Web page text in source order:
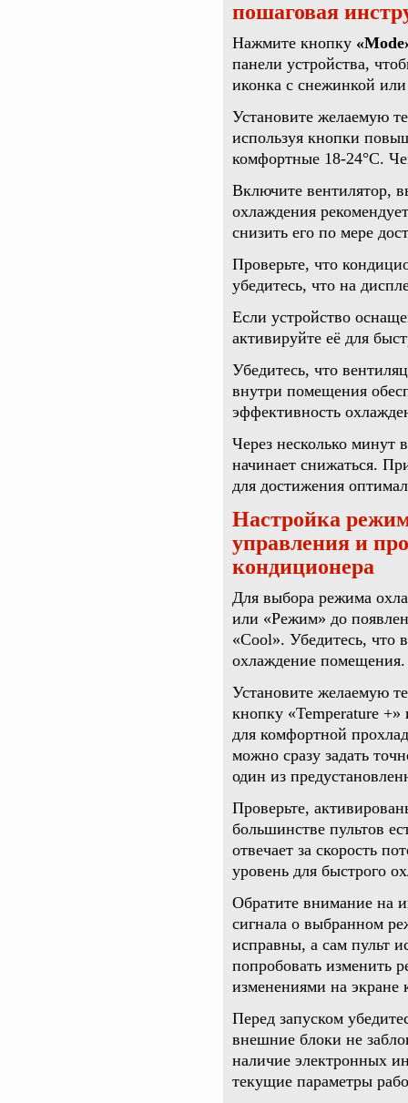
пошаговая
Нажмите кнопку
панели устройства,
иконка с снежинкой
Установите желаемую
используя кнопки
комфортные 18-24°C.
Включите вентилятор,
охлаждения
снизить его по мере
Проверьте, что
убедитесь, что на
Если устройство
активируйте её для
Убедитесь, что
внутри помещения
эффективность
Через несколько минут
начинает снижаться.
для достижения
Настройка
управления и
кондиционера
Для выбора режима
или «Режим» до
«Cool». Убедитесь, что
охлаждение помещения.
Установите желаемую
кнопку «Temperature
для комфортной
можно сразу задать
один из
Проверьте,
большинстве пультов
отвечает за скорость
уровень для быстрого
Обратите внимание на
сигнала о выбранном
исправны, а сам пульт
попробовать изменить
изменениями на экране
Перед запуском
внешние блоки не
наличие электронных
текущие параметры